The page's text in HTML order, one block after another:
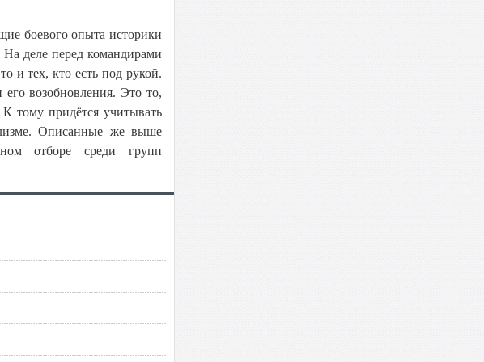
боевого опыта историки
деле перед командирами
и тех, кто есть под рукой.
возобновления. Это то,
тому придётся учитывать
Описанные же выше
отборе среди групп